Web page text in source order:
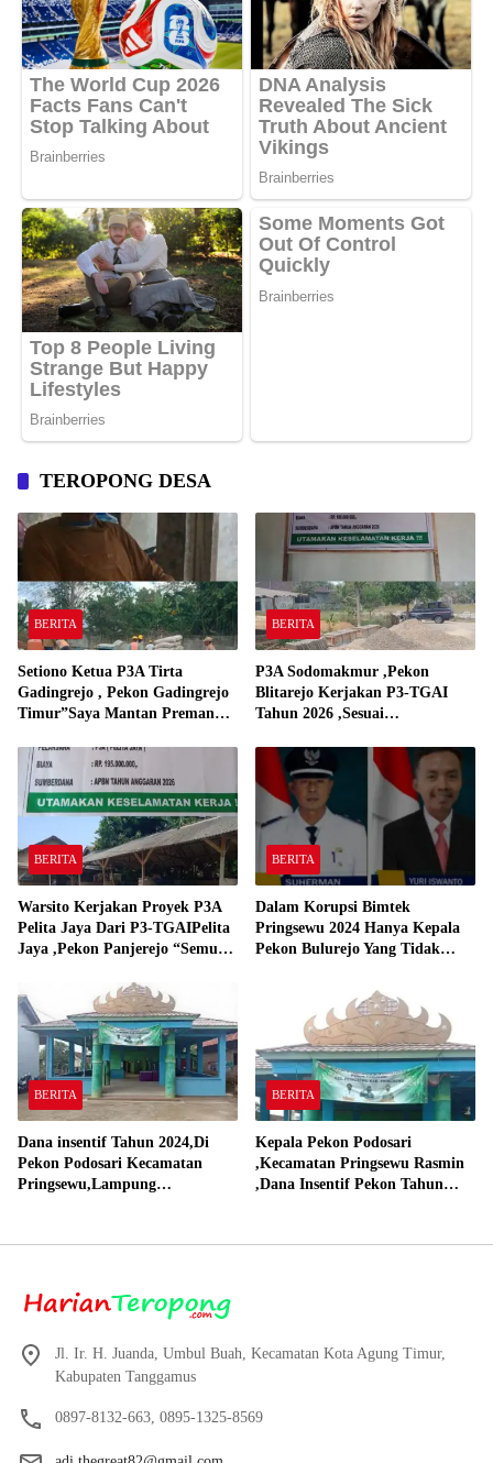
TEROPONG DESA
BERITA
Setiono Ketua P3A Tirta
Gadingrejo , Pekon Gadingrejo
Timur”Saya Mantan Preman
Gadingrejo Tahun 2000″
BERITA
P3A Sodomakmur ,Pekon
Blitarejo Kerjakan P3-TGAI
Tahun 2026 ,Sesuai
BERITA
Warsito Kerjakan Proyek P3A
Pelita Jaya Dari P3-TGAIPelita
Jaya ,Pekon Panjerejo “Semua
BERITA
Dalam Korupsi Bimtek
Pringsewu 2024 Hanya Kepala
Pekon Bulurejo Yang Tidak
BERITA
Dana insentif Tahun 2024,Di
Pekon Podosari Kecamatan
Pringsewu,Lampung
BERITA
Kepala Pekon Podosari
,Kecamatan Pringsewu Rasmin
,Dana Insentif Pekon Tahun
Jl. Ir. H. Juanda, Umbul Buah, Kecamatan Kota Agung Timur,
Kabupaten Tanggamus
0897-8132-663, 0895-1325-8569